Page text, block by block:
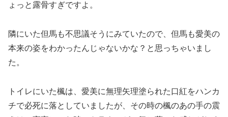
ょっと露骨すぎですよ。
隣にいた但馬も不思議そうにみていたので、但馬も愛美の
本来の姿をわかったんじゃないかな？と思っちゃいまし
た。
トイレにいた楓は、愛美に無理矢理塗られた口紅をハンカ
チで必死に落としていましたが、その時の楓のあの手の震